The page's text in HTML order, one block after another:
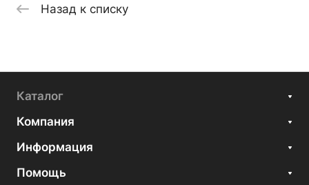
Назад к списку
Каталог
Компания
Информация
Помощь